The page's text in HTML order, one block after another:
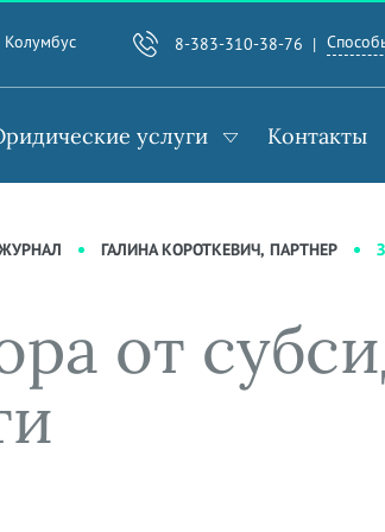
Колумбус 8-383-310-38-76
услуги Контакты
ГАЛИНА КОРОТКЕВИЧ, ПАРТНЕР
от